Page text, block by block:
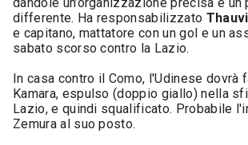
differente. Ha responsabilizzato
e capitano, mattatore con un gol e un
sabato scorso contro la Lazio.
In casa contro il Como, l'Udinese dovrà
Kamara, espulso (doppio giallo) nella
Lazio, e quindi squalificato. Probabile
Zemura al suo posto.